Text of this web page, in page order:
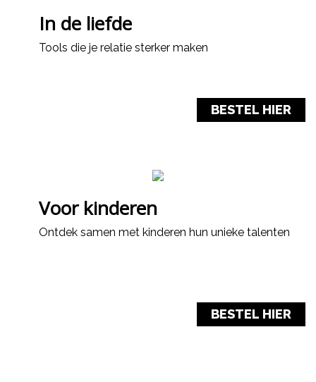
In de liefde
Tools die je relatie sterker maken
BESTEL HIER
Voor kinderen
Ontdek samen met kinderen hun unieke talenten
BESTEL HIER